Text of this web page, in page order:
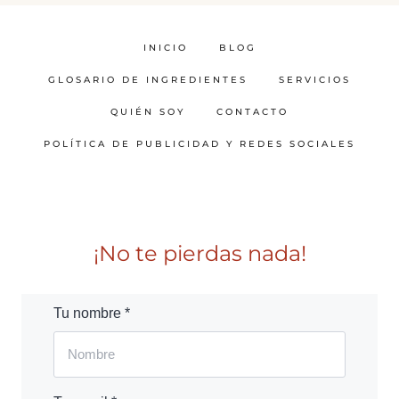
INICIO BLOG
GLOSARIO DE INGREDIENTES SERVICIOS
QUIÉN SOY CONTACTO
POLÍTICA DE PUBLICIDAD Y REDES SOCIALES
¡No te pierdas nada!
Tu nombre *